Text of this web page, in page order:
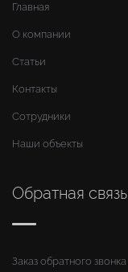
Главная
О компании
Статьи
Контакты
Сотрудники
Наши объекты
Обратная связь
Заказ обратного звонка